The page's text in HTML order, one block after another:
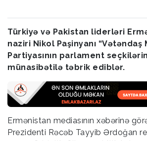
Türkiyə və Pakistan liderləri
naziri Nikol Paşinyanı “Vətəndaş
Partiyasının parlament
münasibətilə təbrik ediblər.
Ermənistan mediasının xəbərinə
Prezidenti Rəcəb Tayyib Ərdoğan